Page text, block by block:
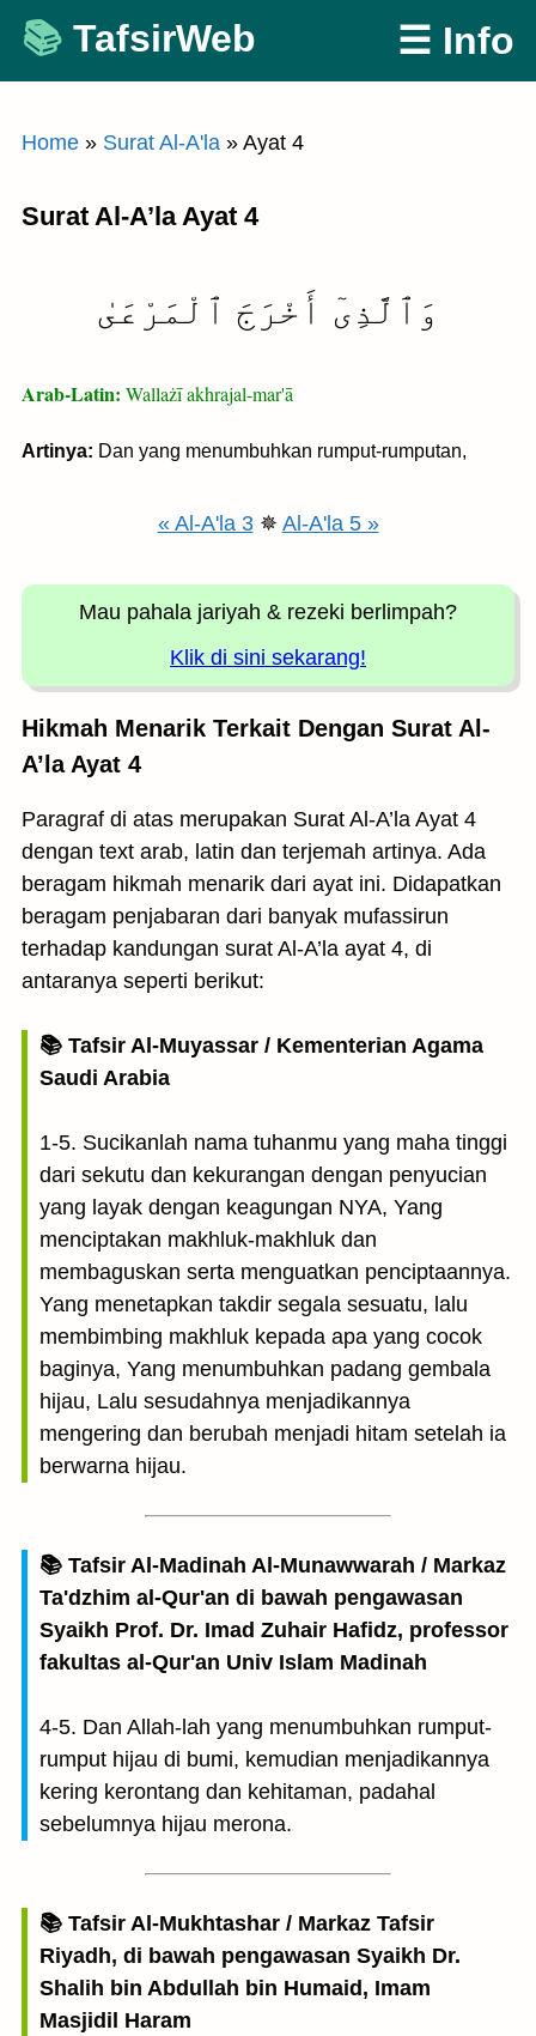
Skip
content
TafsirWeb ☰ Info
Home » Surat Al-A'la » Ayat 4
Surat Al-A’la Ayat 4
وَٱلَّذِىٓ أَخْرَجَ ٱلْمَرْعَىٰ
Arab-Latin: Wallażī akhrajal-mar'ā
Artinya: Dan yang menumbuhkan rumput-rumputan,
« Al-A'la 3✵ Al-A'la 5 »
Mau pahala jariyah & rezeki berlimpah?
Klik di sini sekarang!
Hikmah Menarik Terkait Dengan Surat Al-
A’la Ayat 4
Paragraf di atas merupakan Surat Al-A’la Ayat 4
dengan text arab, latin dan terjemah artinya. Ada
beragam hikmah menarik dari ayat ini. Didapatkan
beragam penjabaran dari banyak mufassirun
terhadap kandungan surat Al-A’la ayat 4, di
antaranya seperti berikut:
📚 Tafsir Al-Muyassar / Kementerian Agama
Saudi Arabia
1-5. Sucikanlah nama tuhanmu yang maha tinggi
dari sekutu dan kekurangan dengan penyucian
yang layak dengan keagungan NYA, Yang
menciptakan makhluk-makhluk dan
membaguskan serta menguatkan penciptaannya.
Yang menetapkan takdir segala sesuatu, lalu
membimbing makhluk kepada apa yang cocok
baginya, Yang menumbuhkan padang gembala
hijau, Lalu sesudahnya menjadikannya
mengering dan berubah menjadi hitam setelah ia
berwarna hijau.
📚 Tafsir Al-Madinah Al-Munawwarah / Markaz
Ta'dzhim al-Qur'an di bawah pengawasan
Syaikh Prof. Dr. Imad Zuhair Hafidz, professor
fakultas al-Qur'an Univ Islam Madinah
4-5. Dan Allah-lah yang menumbuhkan rumput-
rumput hijau di bumi, kemudian menjadikannya
kering kerontang dan kehitaman, padahal
sebelumnya hijau merona.
📚 Tafsir Al-Mukhtashar / Markaz Tafsir
Riyadh, di bawah pengawasan Syaikh Dr.
Shalih bin Abdullah bin Humaid, Imam
Masjidil Haram